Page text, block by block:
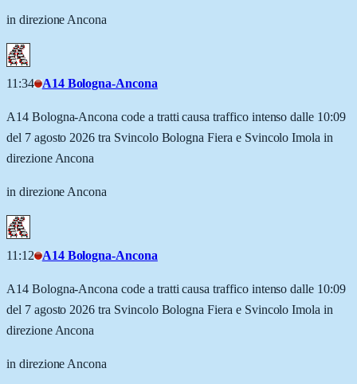
in direzione Ancona
11:34 A14 Bologna-Ancona
A14 Bologna-Ancona code a tratti causa traffico intenso dalle 10:09
del 7 agosto 2026 tra Svincolo Bologna Fiera e Svincolo Imola in
direzione Ancona
in direzione Ancona
11:12 A14 Bologna-Ancona
A14 Bologna-Ancona code a tratti causa traffico intenso dalle 10:09
del 7 agosto 2026 tra Svincolo Bologna Fiera e Svincolo Imola in
direzione Ancona
in direzione Ancona